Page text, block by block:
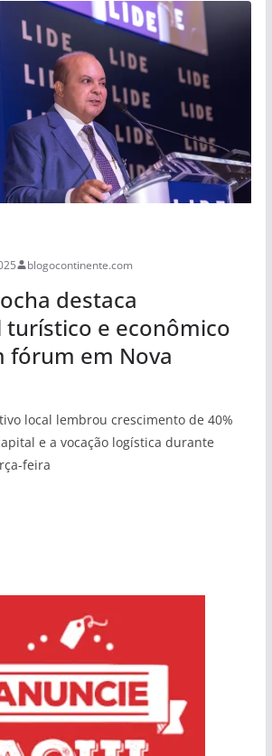
blogocontinente.com
destaca
turístico e econômico
fórum em Nova
local lembrou crescimento de 40%
e a vocação logística durante
feira